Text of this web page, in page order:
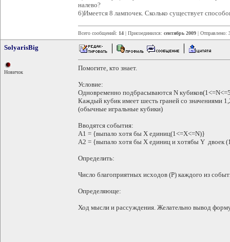
налево?
6)Имеется 8 лампочек. Сколько существует
Всего сообщений: 14 | Присоединился: сентябрь 2009 | Отправлено:
SolyarisBig
Новичок
Помогите, кто знает.
Условие:
Одновременно подбрасываются N
Каждый кубик имеет шесть граней со значениями
(обычные игральные кубики)
Вводятся события:
А1 = {выпало хотя бы Х единиц(1<=X<=N)}
A2 = {выпало хотя бы Х единиц и хотябы Y двоек
Определить:
Число благоприятных исходов (P) каждого из
Определяюще:
Ход мысли и рассуждения. Желательно вывод